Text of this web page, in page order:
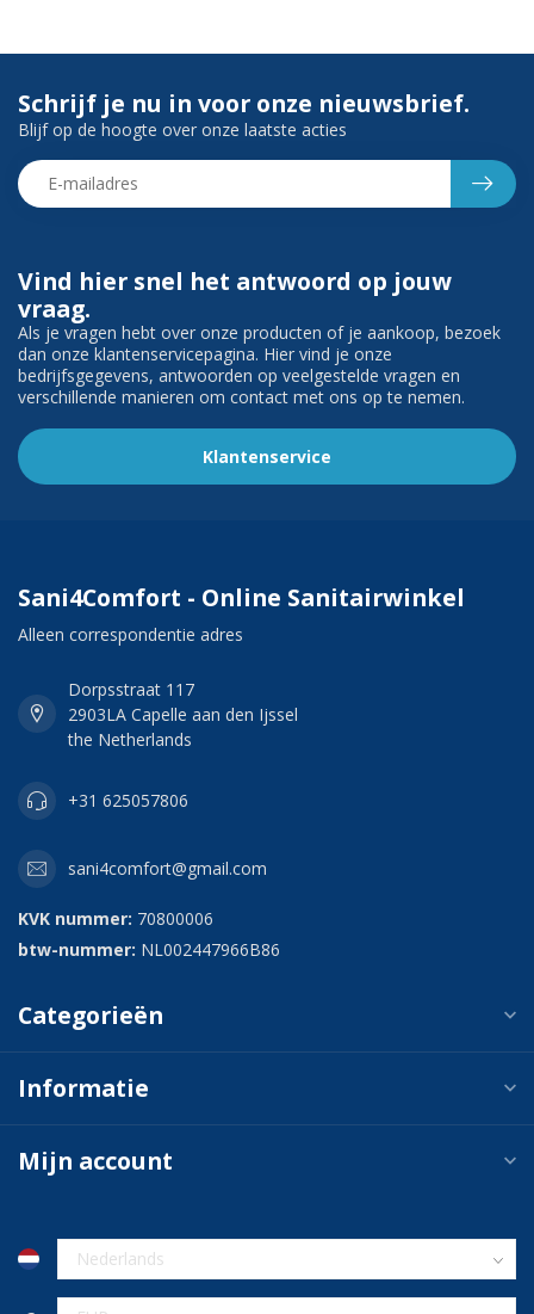
Vind hier snel het antwoord op jouw
vraag.
Als je vragen hebt over onze producten of je aankoop, bezoek
dan onze klantenservicepagina. Hier vind je onze
bedrijfsgegevens, antwoorden op veelgestelde vragen en
verschillende manieren om contact met ons op te nemen.
Klantenservice
Schrijf je nu in voor onze nieuwsbrief.
Blijf op de hoogte over onze laatste acties
Sani4Comfort - Online Sanitairwinkel
Alleen correspondentie adres
Dorpsstraat 117
2903LA Capelle aan den Ijssel
the Netherlands
+31 625057806
sani4comfort@gmail.com
KVK nummer: 70800006
btw-nummer: NL002447966B86
Categorieën
Informatie
Mijn account